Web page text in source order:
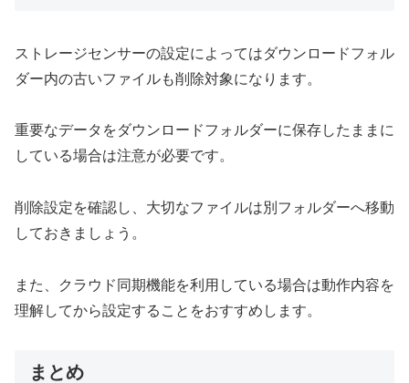
ストレージセンサーの設定によってはダウンロードフォル
ダー内の古いファイルも削除対象になります。
重要なデータをダウンロードフォルダーに保存したままに
している場合は注意が必要です。
削除設定を確認し、大切なファイルは別フォルダーへ移動
しておきましょう。
また、クラウド同期機能を利用している場合は動作内容を
理解してから設定することをおすすめします。
まとめ